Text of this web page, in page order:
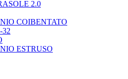
2.0
COIBENTATO
32
ESTRUSO